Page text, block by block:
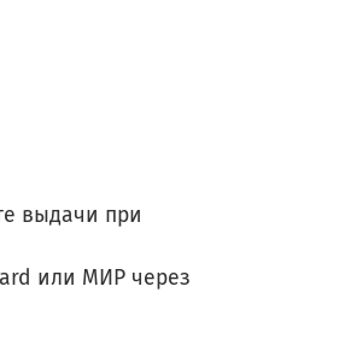
выдачи при
или МИР через